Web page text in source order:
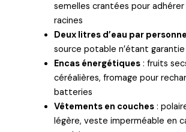
semelles crantées pour
racines
Deux litres d’eau par
source potable n’étant
Encas énergétiques : fruits
céréalières, fromage pour
batteries
Vêtements en couches :
légère, veste imperméable en